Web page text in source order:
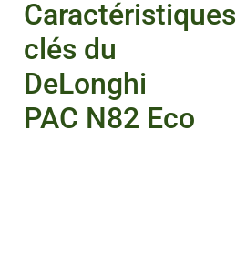
Caractéristiques
clés du
DeLonghi
PAC N82 Eco